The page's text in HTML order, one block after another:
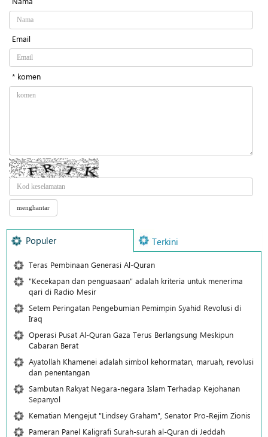
Email
* komen
Populer Terkini
Teras Pembinaan Generasi Al-Quran
"Kecekapan dan penguasaan" adalah kriteria untuk menerima
qari di Radio Mesir
Setem Peringatan Pengebumian Pemimpin Syahid Revolusi di
Iraq
Operasi Pusat Al-Quran Gaza Terus Berlangsung Meskipun
Cabaran Berat
Ayatollah Khamenei adalah simbol kehormatan, maruah, revolusi
dan penentangan
Sambutan Rakyat Negara-negara Islam Terhadap Kejohanan
Sepanyol
Kematian Mengejut "Lindsey Graham", Senator Pro-Rejim Zionis
Pameran Panel Kaligrafi Surah-surah al-Quran di Jeddah